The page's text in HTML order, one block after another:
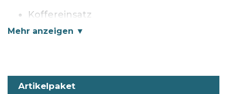
Koffereinsatz
einem neutralen Versandkarton.
Artikelpaket